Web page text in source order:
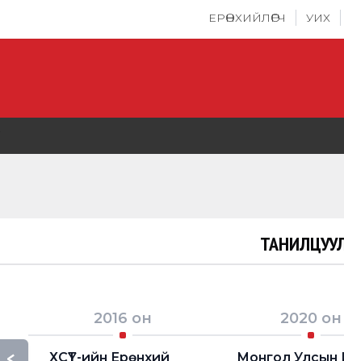
ЕРӨНХИЙЛӨГЧ УИХ
2016 он
ХСҮТ-ийн Ерөнхий
2020он
Монгол Улсын